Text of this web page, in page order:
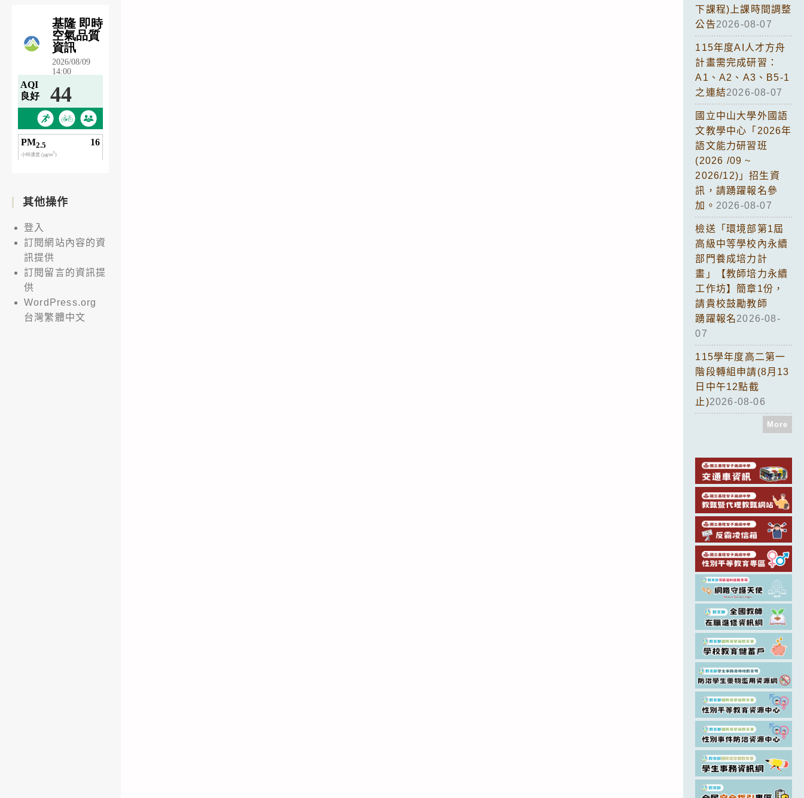
其他操作
登入
訂閱網站內容的資
訊提供
訂閱留言的資訊提
供
WordPress.org
台灣繁體中文
下課程)上課時間調整
公告2026-08-07
115年度AI人才方舟
計畫需完成研習：
A1、A2、A3、B5-1
之連結2026-08-07
國立中山大學外國語
文教學中心「2026年
語文能力研習班
(2026 /09 ~
2026/12)」招生資
訊，請踴躍報名參
加。 2026-08-07
檢送「環境部第1屆
高級中等學校內永續
部門養成培力計
畫」【教師培力永續
工作坊】簡章1份，
請貴校鼓勵教師
踴躍報名2026-08-
07
115學年度高二第一
階段轉組申請(8月13
日中午12點截
止)2026-08-06
More